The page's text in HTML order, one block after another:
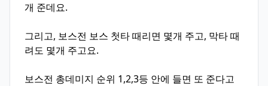
개 준데요.
그리고, 보스전 보스 첫타 때리면 몇개 주고, 막타 때
려도 몇개 주고요.
보스전 총데미지 순위 1,2,3등 안에 들면 또 준다고